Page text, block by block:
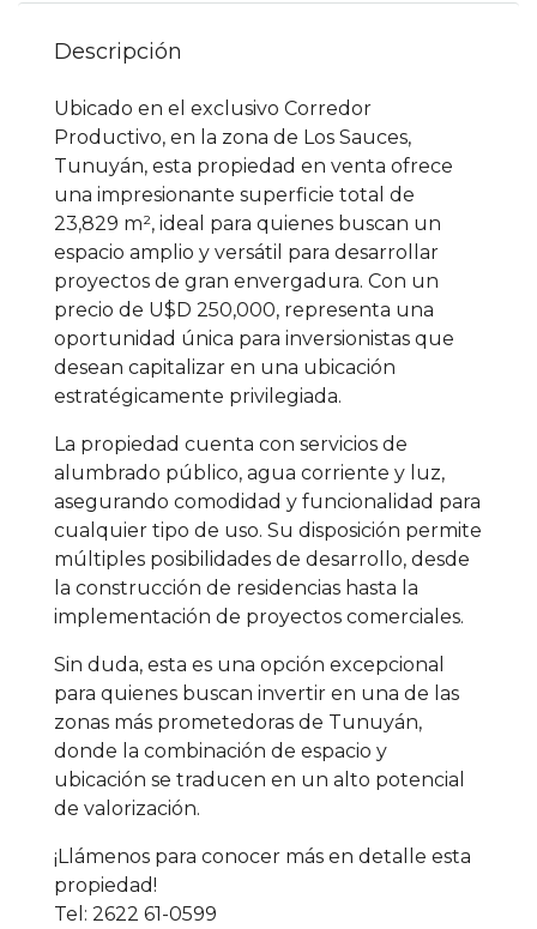
Descripción
Ubicado en el exclusivo Corredor
Productivo, en la zona de Los Sauces,
Tunuyán, esta propiedad en venta ofrece
una impresionante superficie total de
23,829 m², ideal para quienes buscan un
espacio amplio y versátil para desarrollar
proyectos de gran envergadura. Con un
precio de U$D 250,000, representa una
oportunidad única para inversionistas que
desean capitalizar en una ubicación
estratégicamente privilegiada.
La propiedad cuenta con servicios de
alumbrado público, agua corriente y luz,
asegurando comodidad y funcionalidad para
cualquier tipo de uso. Su disposición permite
múltiples posibilidades de desarrollo, desde
la construcción de residencias hasta la
implementación de proyectos comerciales.
Sin duda, esta es una opción excepcional
para quienes buscan invertir en una de las
zonas más prometedoras de Tunuyán,
donde la combinación de espacio y
ubicación se traducen en un alto potencial
de valorización.
¡Llámenos para conocer más en detalle esta
propiedad!
Tel: 2622 61-0599